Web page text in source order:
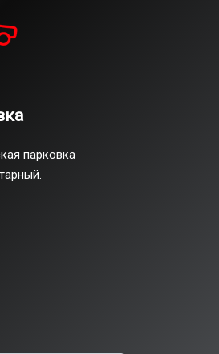
парковка